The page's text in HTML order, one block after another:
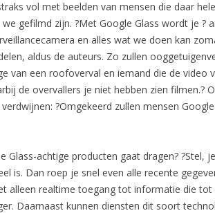
vol met beelden van mensen die daar
gefilmd zijn. ?Met Google Glass wordt je ?
en alles wat we doen kan
aldus de auteurs. Zo zullen
van een roofoverval en iemand die de video
de overvallers je niet hebben zien filmen.?
?Omgekeerd zullen mensen
Glass-achtige producten gaat dragen?
is. Dan roep je snel even alle recente
alleen realtime toegang tot informatie die
Daarnaast kunnen diensten dit soort